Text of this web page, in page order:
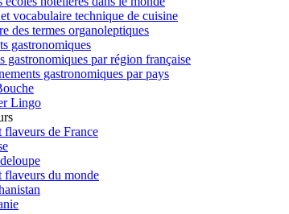
vocabulaire technique de cuisine
des termes organoleptiques
gastronomiques
gastronomiques par région française
gastronomiques par pays
Lingo
flaveurs de France
flaveurs du monde